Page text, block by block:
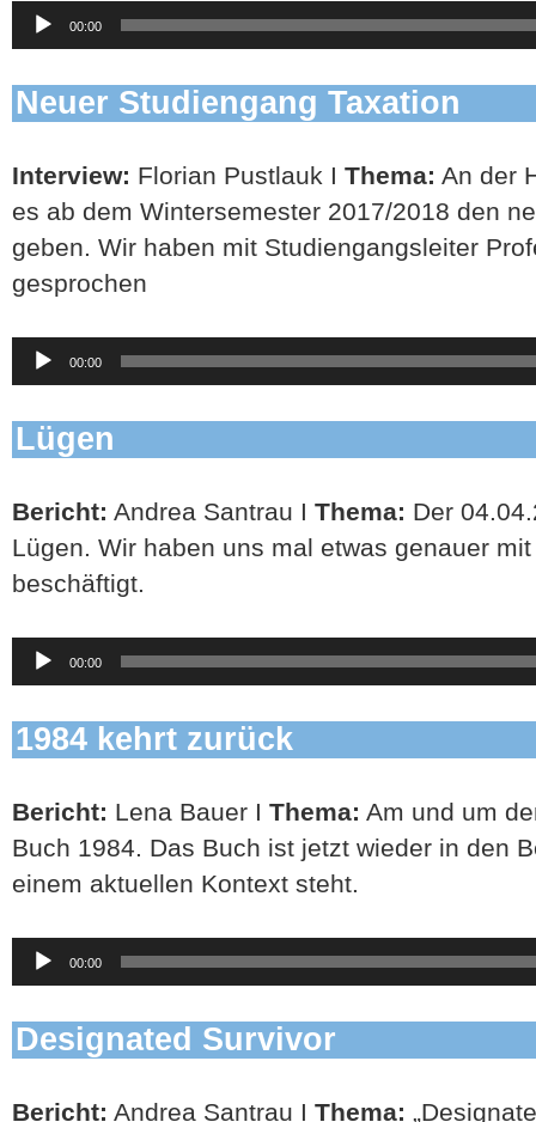
Audio-
Player
00:00
Neuer Studiengang Taxation
Interview: Florian Pustlauk I Thema: An der
es ab dem Wintersemester 2017/2018 den
geben. Wir haben mit Studiengangsleiter
gesprochen
Audio-
Player
00:00
Lügen
Bericht: Andrea Santrau I Thema: Der
Lügen. Wir haben uns mal etwas genauer
beschäftigt.
Audio-
Player
00:00
1984 kehrt zurück
Bericht: Lena Bauer I Thema: Am und um
Buch 1984. Das Buch ist jetzt wieder in den
einem aktuellen Kontext steht.
Audio-
Player
00:00
Designated Survivor
Bericht: Andrea Santrau I Thema: